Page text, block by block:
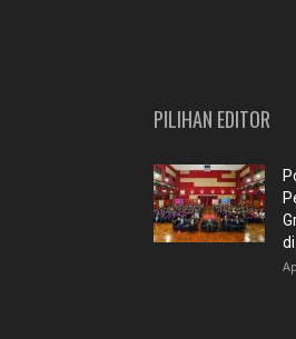
PILIHAN EDITOR
di...